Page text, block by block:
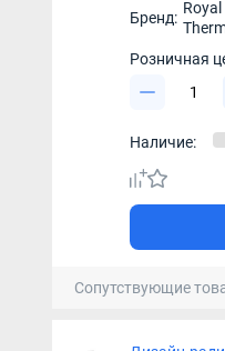
Бренд:
Royal
Розничная
Наличие:
Сопутствующие